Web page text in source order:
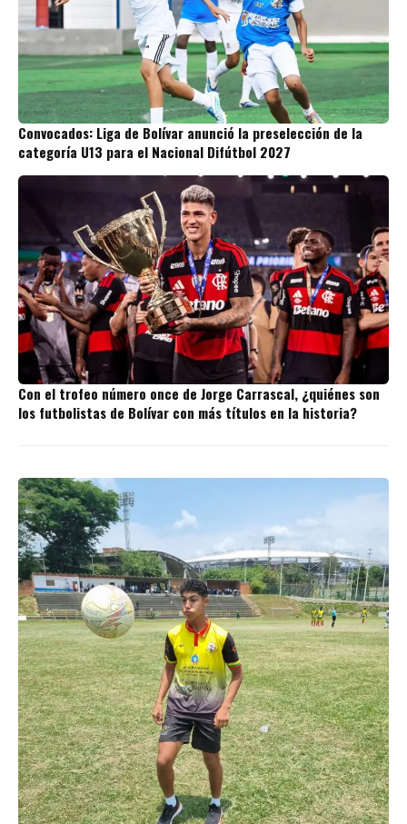
Convocados: Liga de Bolívar anunció la preselección de la
categoría U13 para el Nacional Difútbol 2027
Con el trofeo número once de Jorge Carrascal, ¿quiénes son
los futbolistas de Bolívar con más títulos en la historia?